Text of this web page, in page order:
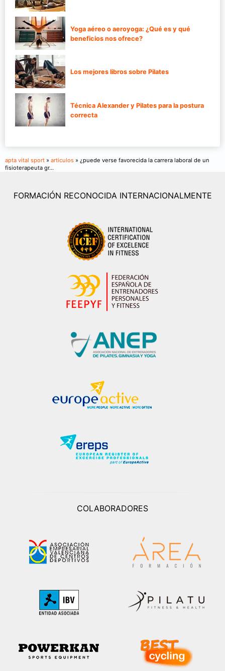
Yoga aéreo o aeroyoga: ¿Qué es y qué
beneficios nos ofrece?
Los mejores libros sobre Pilates
Técnica Alexander y Pilates para la postura
correcta
apta vital sport » articulos » ¿puede verse favorecida la carrera laboral de un
fisioterapeuta gr...
FORMACIÓN RECONOCIDA INTERNACIONALMENTE
COLABORADORES